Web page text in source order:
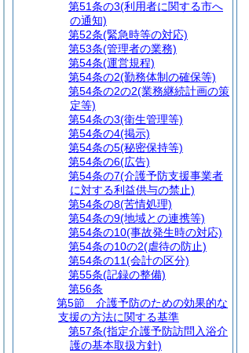
第51条の3(利用者に関する市へ
の通知)
第52条(緊急時等の対応)
第53条(管理者の業務)
第54条(運営規程)
第54条の2(勤務体制の確保等)
第54条の2の2(業務継続計画の策
定等)
第54条の3(衛生管理等)
第54条の4(掲示)
第54条の5(秘密保持等)
第54条の6(広告)
第54条の7(介護予防支援事業者
に対する利益供与の禁止)
第54条の8(苦情処理)
第54条の9(地域との連携等)
第54条の10(事故発生時の対応)
第54条の10の2(虐待の防止)
第54条の11(会計の区分)
第55条(記録の整備)
第56条
第5節
介護予防のための効果的な
支援の方法に関する基準
第57条(指定介護予防訪問入浴介
護の基本取扱方針)